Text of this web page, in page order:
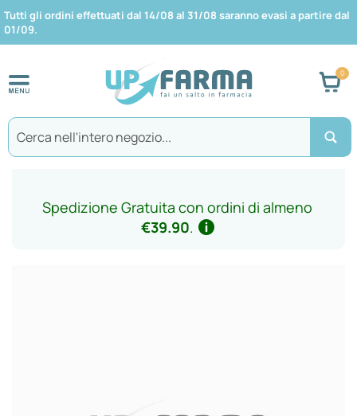
Tutti gli ordini effettuati dal 14/08 al 31/08 saranno evasi a partire dal
01/09.
Spedizione Gratuita con ordini di almeno
€39.90.